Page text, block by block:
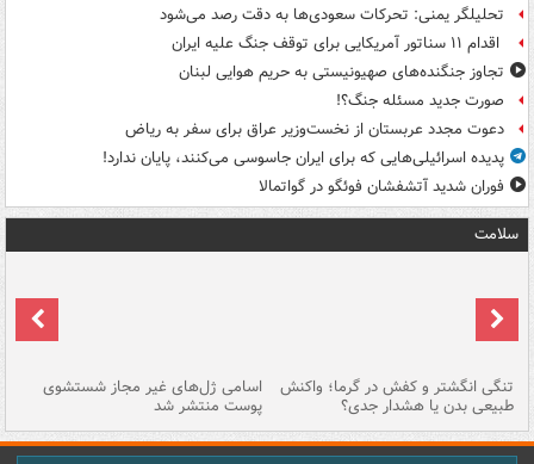
تحلیلگر یمنی: تحرکات سعودی‌ها به دقت رصد می‌شود
اقدام ۱۱ سناتور آمریکایی برای توقف جنگ علیه ایران
تجاوز جنگنده‌های صهیونیستی به حریم هوایی لبنان
صورت جدید مسئله جنگ؟!
دعوت مجدد عربستان از نخست‌وزیر عراق برای سفر به ریاض
پدیده اسرائیلی‌هایی که برای ایران جاسوسی می‌کنند، پایان ندارد!
فوران شدید آتشفشان فوئگو در گواتمالا
سلامت
تنگی انگشتر و کفش در گرما؛ واکنش
طبیعی بدن یا هشدار جدی؟
اسامی ژل‌های غیر مجاز شستشوی
پوست منتشر شد